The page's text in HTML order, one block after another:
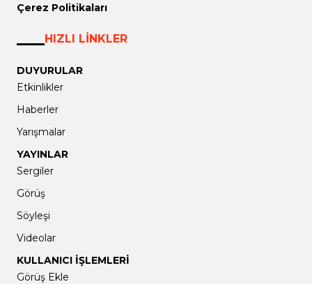
Çerez Politikaları
HIZLI LİNKLER
DUYURULAR
Etkinlikler
Haberler
Yarışmalar
YAYINLAR
Sergiler
Görüş
Söyleşi
Videolar
KULLANICI İŞLEMLERİ
Görüş Ekle